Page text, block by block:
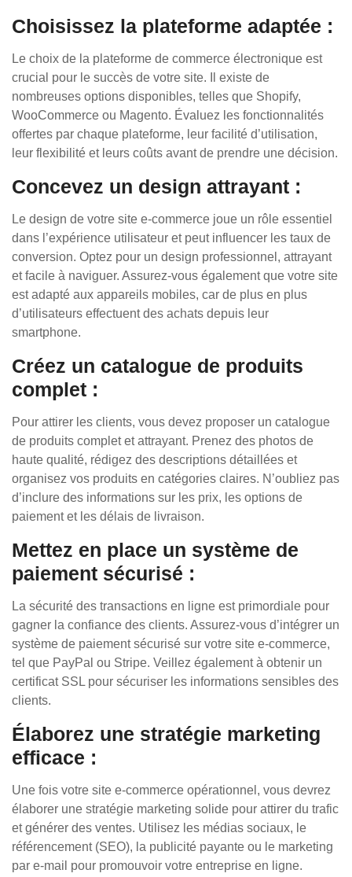
Choisissez la plateforme adaptée :
Le choix de la plateforme de commerce électronique est
crucial pour le succès de votre site. Il existe de
nombreuses options disponibles, telles que Shopify,
WooCommerce ou Magento. Évaluez les fonctionnalités
offertes par chaque plateforme, leur facilité d’utilisation,
leur flexibilité et leurs coûts avant de prendre une décision.
Concevez un design attrayant :
Le design de votre site e-commerce joue un rôle essentiel
dans l’expérience utilisateur et peut influencer les taux de
conversion. Optez pour un design professionnel, attrayant
et facile à naviguer. Assurez-vous également que votre site
est adapté aux appareils mobiles, car de plus en plus
d’utilisateurs effectuent des achats depuis leur
smartphone.
Créez un catalogue de produits
complet :
Pour attirer les clients, vous devez proposer un catalogue
de produits complet et attrayant. Prenez des photos de
haute qualité, rédigez des descriptions détaillées et
organisez vos produits en catégories claires. N’oubliez pas
d’inclure des informations sur les prix, les options de
paiement et les délais de livraison.
Mettez en place un système de
paiement sécurisé :
La sécurité des transactions en ligne est primordiale pour
gagner la confiance des clients. Assurez-vous d’intégrer un
système de paiement sécurisé sur votre site e-commerce,
tel que PayPal ou Stripe. Veillez également à obtenir un
certificat SSL pour sécuriser les informations sensibles des
clients.
Élaborez une stratégie marketing
efficace :
Une fois votre site e-commerce opérationnel, vous devrez
élaborer une stratégie marketing solide pour attirer du trafic
et générer des ventes. Utilisez les médias sociaux, le
référencement (SEO), la publicité payante ou le marketing
par e-mail pour promouvoir votre entreprise en ligne.